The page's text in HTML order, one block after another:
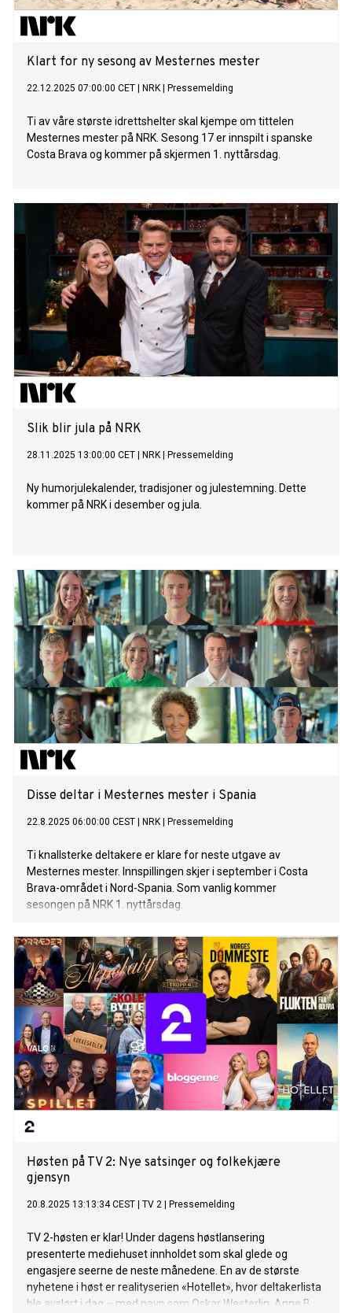
Klart for ny sesong av Mesternes mester
22.12.2025 07:00:00 CET NRK Pressemelding
Ti av våre største idrettshelter skal kjempe om tittelen
Mesternes mester på NRK. Sesong 17 er innspilt i spanske
Costa Brava og kommer på skjermen 1. nyttårsdag.
Slik blir jula på NRK
28.11.2025 13:00:00 CET NRK Pressemelding
Ny humorjulekalender, tradisjoner og julestemning. Dette
kommer på NRK i desember og jula.
Disse deltar i Mesternes mester i Spania
22.8.2025 06:00:00 CEST NRK Pressemelding
Ti knallsterke deltakere er klare for neste utgave av
Mesternes mester. Innspillingen skjer i september i Costa
Brava-området i Nord-Spania. Som vanlig kommer
sesongen på NRK 1. nyttårsdag.
Høsten på TV 2: Nye satsinger og folkekjære
gjensyn
20.8.2025 13:13:34 CEST TV 2 Pressemelding
TV 2-høsten er klar! Under dagens høstlansering
presenterte mediehuset innholdet som skal glede og
engasjere seerne de neste månedene. En av de største
nyhetene i høst er realityserien «Hotellet», hvor deltakerlista
ble avslørt i dag – med navn som Oskar Westerlin, Anne B.